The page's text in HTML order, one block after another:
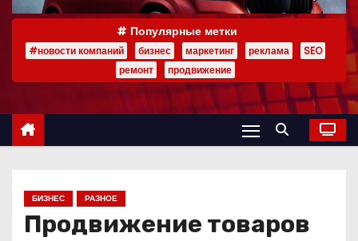
р
Популярные метки
#новости компаний бизнес маркетинг реклама
SEO
ремонт
продвижение
БИЗНЕС РАЗНОЕ
Продвижение товаров